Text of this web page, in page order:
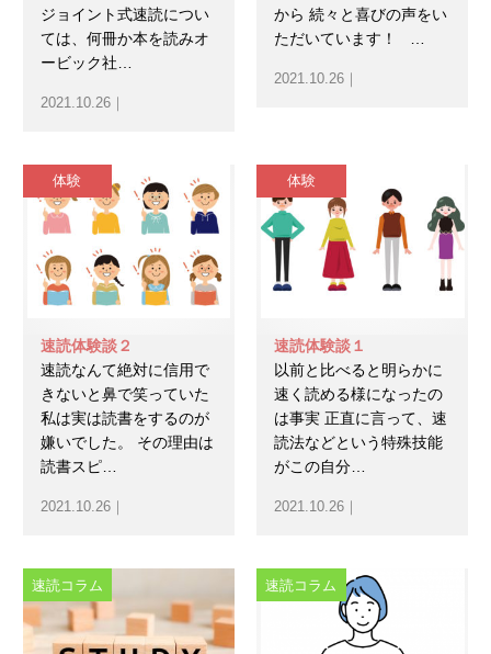
ジョイント式速読につい
ては、何冊か本を読みオ
ービック社…
2021.10.26｜
から 続々と喜びの声をい
ただいています！ …
2021.10.26｜
体験
速読体験談２
速読なんて絶対に信用で
きないと鼻で笑っていた
私は実は読書をするのが
嫌いでした。 その理由は
読書スピ…
2021.10.26｜
体験
速読体験談１
以前と比べると明らかに
速く読める様になったの
は事実 正直に言って、速
読法などという特殊技能
がこの自分…
2021.10.26｜
速読コラム 速読コラム